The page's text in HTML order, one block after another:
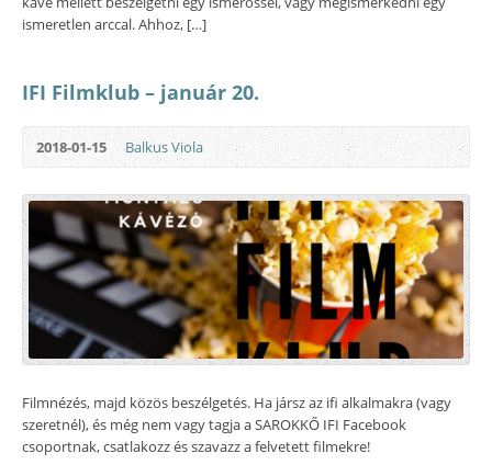
ismeretlen arccal. Ahhoz, […]
IFI Filmklub – január 20.
2018-01-15 Balkus Viola
Filmnézés, majd közös beszélgetés. Ha jársz az ifi alkalmakra (vagy
szeretnél), és még nem vagy tagja a SAROKKŐ IFI Facebook
csoportnak, csatlakozz és szavazz a felvetett filmekre!